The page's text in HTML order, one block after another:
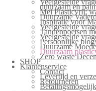
Veelgestelde
duurzaam en
Mei Plasticvrij:
Duurzame
Inspiratie voor
Veelgestelde
Tandenpoetsen
Veelgestelde
Persoonlijke
Duurzame
Duurzaam
Zero waste
SHOP
Klantenservice
Contact
Levertijd en
Retourneren